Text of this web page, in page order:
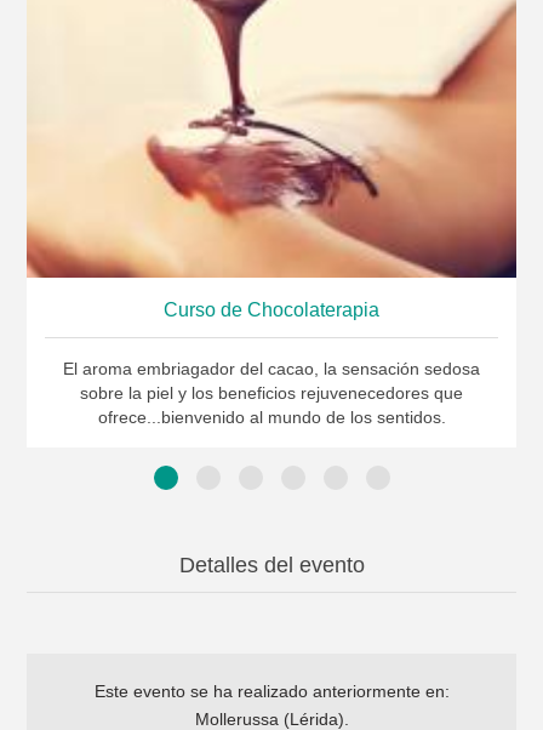
Curso de Chocolaterapia
El aroma embriagador del cacao, la sensación sedosa
sobre la piel y los beneficios rejuvenecedores que
ofrece...bienvenido al mundo de los sentidos.
Detalles del evento
Este evento se ha realizado anteriormente en:
Mollerussa (Lérida)